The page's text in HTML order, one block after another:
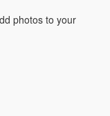
photos to your